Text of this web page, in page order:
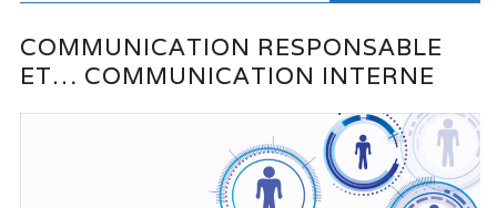
COMMUNICATION RESPONSABLE
ET… COMMUNICATION INTERNE